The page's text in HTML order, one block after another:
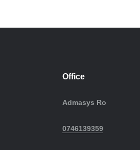
Office
Admasys Ro
0746139359